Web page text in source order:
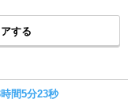
する
間5分22秒